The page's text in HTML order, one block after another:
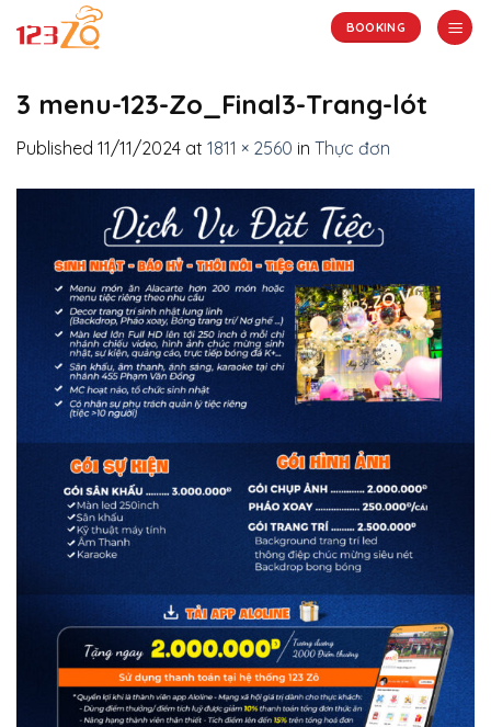
BOOKING
3 menu-123-Zo_Final3-Trang-lót
Published 11/11/2024 at 1811 × 2560 in Thực đơn